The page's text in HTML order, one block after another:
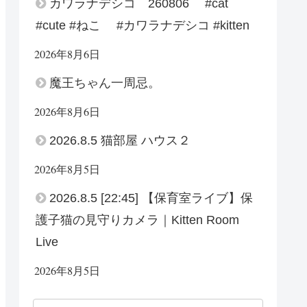
カワラナデシコ 260806 #cat
#cute #ねこ #カワラナデシコ #kitten
2026年8月6日
魔王ちゃん一周忌。
2026年8月6日
2026.8.5 猫部屋 ハウス２
2026年8月5日
2026.8.5 [22:45] 【保育室ライブ】保
護子猫の見守りカメラ｜Kitten Room
Live
2026年8月5日